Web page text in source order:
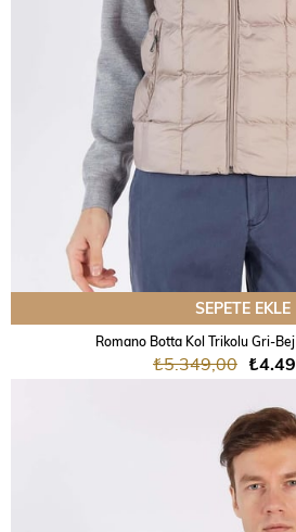
SEPETE EKLE
Romano Botta Kol Trikolu Gri-
₺5.349,00